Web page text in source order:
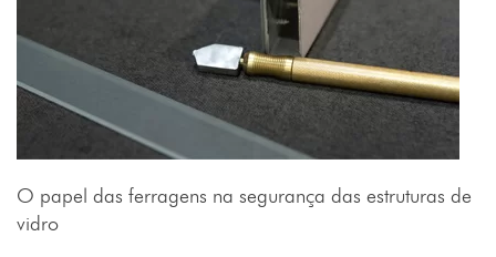
O papel das ferragens na segurança das estruturas de
vidro